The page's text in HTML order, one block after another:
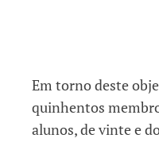
Em torno deste
quinhentos
alunos, de vinte e